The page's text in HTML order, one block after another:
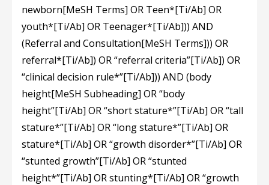
newborn[MeSH Terms] OR Teen*[Ti/Ab] OR
youth*[Ti/Ab] OR Teenager*[Ti/Ab])) AND
(Referral and Consultation[MeSH Terms])) OR
referral*[Ti/Ab]) OR “referral criteria”[Ti/Ab]) OR
“clinical decision rule*”[Ti/Ab])) AND (body
height[MeSH Subheading] OR “body
height”[Ti/Ab] OR “short stature*”[Ti/Ab] OR “tall
stature*”[Ti/Ab] OR “long stature*”[Ti/Ab] OR
stature*[Ti/Ab] OR “growth disorder*”[Ti/Ab] OR
“stunted growth”[Ti/Ab] OR “stunted
height*”[Ti/Ab] OR stunting*[Ti/Ab] OR “growth